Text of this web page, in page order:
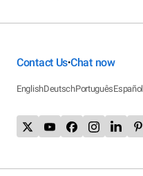
Contact Us•Chat now
EnglishDeutschPortuguêsEspañol